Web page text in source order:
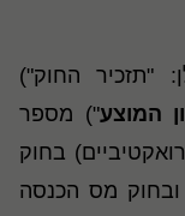
"תזכיר החוק")
המוצע") מספר
בחוק
מס הכנסה